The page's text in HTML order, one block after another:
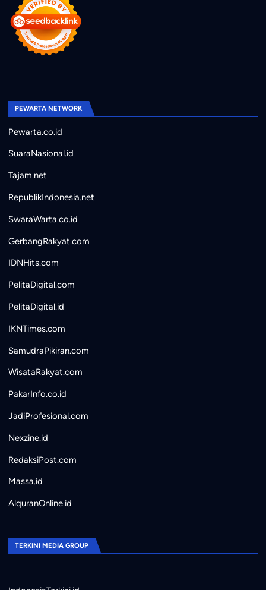
PEWARTA NETWORK
Pewarta.co.id
SuaraNasional.id
Tajam.net
RepublikIndonesia.net
SwaraWarta.co.id
GerbangRakyat.com
IDNHits.com
PelitaDigital.com
PelitaDigital.id
IKNTimes.com
SamudraPikiran.com
WisataRakyat.com
PakarInfo.co.id
JadiProfesional.com
Nexzine.id
RedaksiPost.com
Massa.id
AlquranOnline.id
TERKINI MEDIA GROUP